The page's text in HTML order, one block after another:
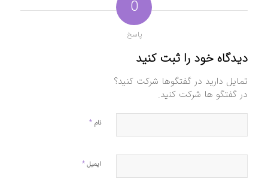
0
پاسخ
دیدگاه خود را ثبت کنید
تمایل دارید در گفتگوها شرکت کنید؟
در گفتگو ها شرکت کنید.
نام *
ایمیل*